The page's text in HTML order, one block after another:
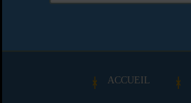
ACCUEIL